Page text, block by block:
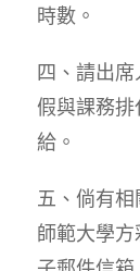
時數。
四、請出席
假與課務
給。
五、倘有
師範大學